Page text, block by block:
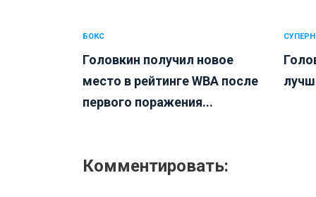
БОКС
Головкин получил новое
место в рейтинге WBA после
первого поражения...
Комментировать: